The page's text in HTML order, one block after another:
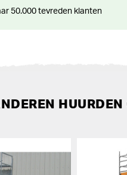
jaar 50.000 tevreden klanten
HUURDEN